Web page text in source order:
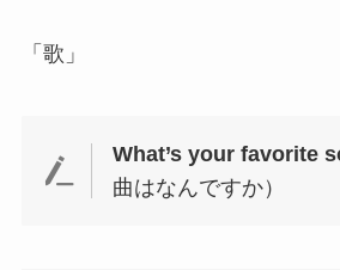
「歌」
What’s your favorite
曲はなんですか）